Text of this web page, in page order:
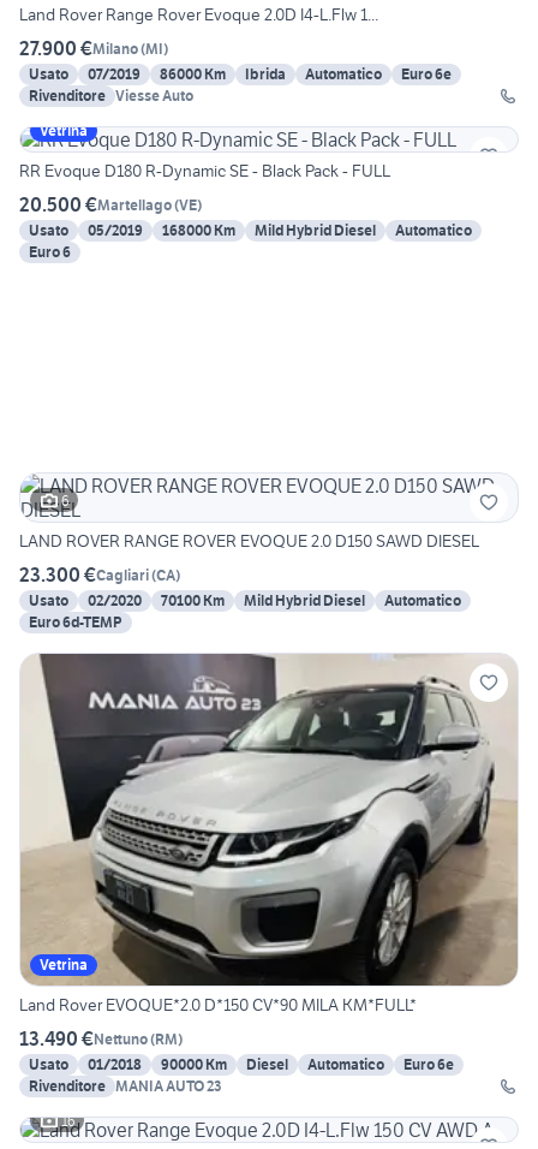
Land Rover Range Rover Evoque 2.0D I4-L.Flw 1...
27.900 €Milano(MI)
Usato
07/2019 86000 Km Ibrida Automatico
Euro 6e
Rivenditore Viesse Auto
Vetrina
RR Evoque D180 R-Dynamic SE - Black Pack - FULL
20.500 €Martellago(VE)
Usato
05/2019 168000 Km Mild Hybrid Diesel
Automatico
Euro 6
6
LAND ROVER RANGE ROVER EVOQUE 2.0 D150 SAWD DIESEL
23.300 €Cagliari(CA)
Usato
02/2020 70100 Km Mild Hybrid Diesel
Automatico
Euro 6d-TEMP
Vetrina
Land Rover EVOQUE*2.0 D*150 CV*90 MILA KM*FULL*
13.490 €Nettuno(RM)
Usato
01/2018 90000 Km Diesel Automatico
Euro 6e
Rivenditore MANIA AUTO 23
16